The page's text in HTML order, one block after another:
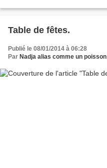
Table de fêtes.
Publié le 08/01/2014 à 06:28
Par Nadja alias comme un poisson